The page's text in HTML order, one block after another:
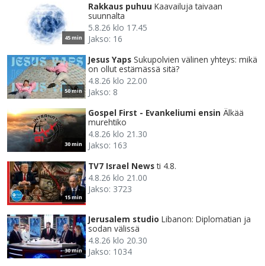
45 min
Rakkaus puhuu Kaavailuja taivaan
suunnalta
5.8.26 klo 17.45
Jakso: 16
50 min
Jesus Yaps Sukupolvien välinen yhteys: mikä
on ollut estämässä sitä?
4.8.26 klo 22.00
Jakso: 8
30 min
Gospel First - Evankeliumi ensin Älkää
murehtiko
4.8.26 klo 21.30
Jakso: 163
15 min
TV7 Israel News ti 4.8.
4.8.26 klo 21.00
Jakso: 3723
30 min
Jerusalem studio Libanon: Diplomatian ja
sodan välissä
4.8.26 klo 20.30
Jakso: 1034